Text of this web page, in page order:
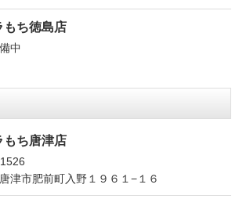
もち徳島店
中
もち唐津店
津市肥前町入野１９６１−１６